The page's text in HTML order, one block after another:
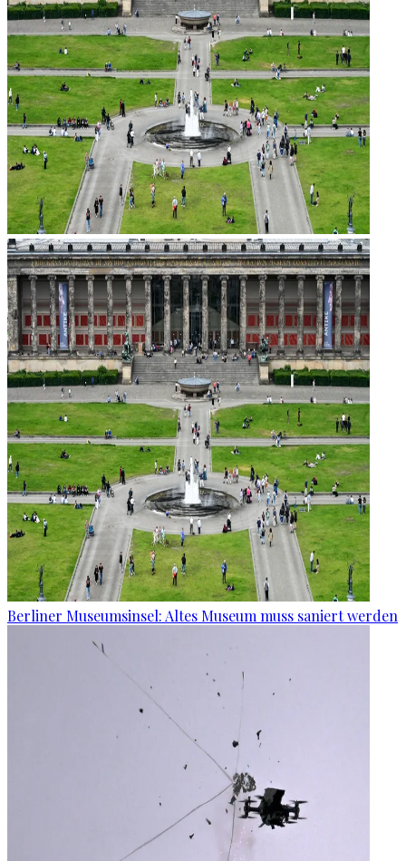
Berliner Museumsinsel: Altes Museum muss saniert werden